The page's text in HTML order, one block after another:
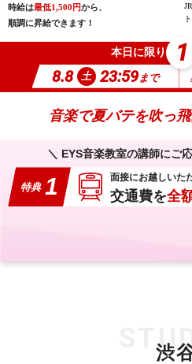
時給は最低1,500円から、
順調に昇給できます！
8.8 土 23:59まで
本日に限り 1
音楽で夏バテを吹っ
＼ EYS音楽教室の講師にご
特典 1 面接にお越しいた
交通費を全
渋